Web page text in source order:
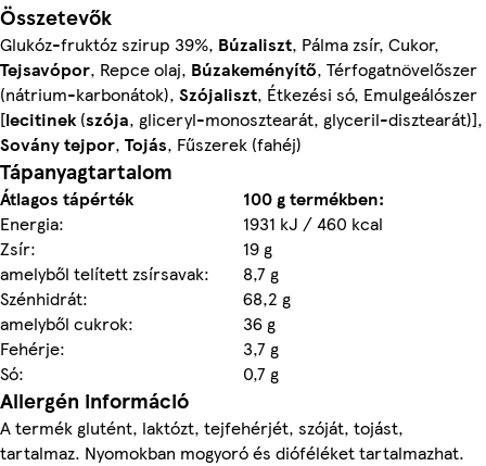
Összetevők
Glukóz-fruktóz szirup 39%, Búzaliszt, Pálma zsír, Cukor,
Tejsavópor, Repce olaj, Búzakeményítő, Térfogatnövelőszer
(nátrium-karbonátok), Szójaliszt, Étkezési só, Emulgeálószer
[lecitinek(szója, gliceryl-monosztearát, glyceril-disztearát)],
Sovány tejpor, Tojás, Fűszerek (fahéj)
Tápanyagtartalom
Átlagos tápérték
100 g termékben:
Energia:
1931 kJ / 460 kcal
Zsír:
19 g
amelyből telített zsírsavak:
8,7 g
Szénhidrát:
68,2 g
amelyből cukrok:
36 g
Fehérje:
3,7 g
Só:
0,7 g
Allergén információ
A termék glutént, laktózt, tejfehérjét, szóját, tojást,
tartalmaz. Nyomokban mogyoró és dióféléket tartalmazhat.